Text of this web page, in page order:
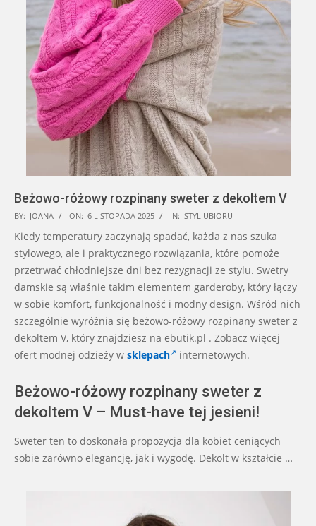
Beżowo-różowy rozpinany sweter z dekoltem V
2025-
11-
06
BY: JOANA ON: 6 LISTOPADA 2025 IN: STYL UBIORU
Kiedy temperatury zaczynają spadać, każda z nas szuka
stylowego, ale i praktycznego rozwiązania, które pomoże
przetrwać chłodniejsze dni bez rezygnacji ze stylu. Swetry
damskie są właśnie takim elementem garderoby, który łączy
w sobie komfort, funkcjonalność i modny design. Wśród nich
szczególnie wyróżnia się beżowo-różowy rozpinany sweter z
dekoltem V, który znajdziesz na ebutik.pl . Zobacz więcej
ofert modnej odzieży w sklepach internetowych.
Beżowo-różowy rozpinany sweter z
dekoltem V – Must-have tej jesieni!
Sweter ten to doskonała propozycja dla kobiet ceniących
sobie zarówno elegancję, jak i wygodę. Dekolt w kształcie …